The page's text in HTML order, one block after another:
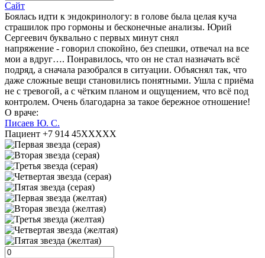
Сайт
Боялась идти к эндокринологу: в голове была целая куча
страшилок про гормоны и бесконечные анализы. Юрий
Сергеевич буквально с первых минут снял
напряжение - говорил спокойно, без спешки, отвечал на все
мои а вдруг…. Понравилось, что он не стал назначать всё
подряд, а сначала разобрался в ситуации. Объяснял так, что
даже сложные вещи становились понятными. Ушла с приёма
не с тревогой, а с чётким планом и ощущением, что всё под
контролем. Очень благодарна за такое бережное отношение!
О враче:
Писаев Ю. С.
Пациент +7 914 45XXXXX